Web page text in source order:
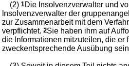
(2)1Die Insolvenzverwalter und
Insolvenzverwalter der
zur Zusammenarbeit mit dem
verpflichtet.2Sie haben ihm auf
die Informationen mitzuteilen, die er
zweckentsprechende Ausübung